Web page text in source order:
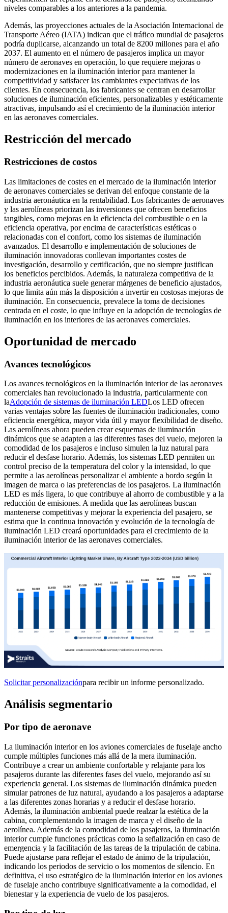
niveles comparables a los anteriores a la pandemia.
Además, las proyecciones actuales de la Asociación Internacional de
Transporte Aéreo (IATA) indican que el tráfico mundial de pasajeros
podría duplicarse, alcanzando un total de 8200 millones para el año
2037. El aumento en el número de pasajeros implica un mayor
número de aeronaves en operación, lo que requiere mejoras o
modernizaciones en la iluminación interior para mantener la
competitividad y satisfacer las cambiantes expectativas de los
clientes. En consecuencia, los fabricantes se centran en desarrollar
soluciones de iluminación eficientes, personalizables y estéticamente
atractivas, impulsando así el crecimiento de la iluminación interior
en las aeronaves comerciales.
Restricción del mercado
Restricciones de costos
Las limitaciones de costes en el mercado de la iluminación interior
de aeronaves comerciales se derivan del enfoque constante de la
industria aeronáutica en la rentabilidad. Los fabricantes de aeronaves
y las aerolíneas priorizan las inversiones que ofrecen beneficios
tangibles, como mejoras en la eficiencia del combustible o en la
eficiencia operativa, por encima de características estéticas o
relacionadas con el confort, como los sistemas de iluminación
avanzados. El desarrollo e implementación de soluciones de
iluminación innovadoras conllevan importantes costes de
investigación, desarrollo y certificación, que no siempre justifican
los beneficios percibidos. Además, la naturaleza competitiva de la
industria aeronáutica suele generar márgenes de beneficio ajustados,
lo que limita aún más la disposición a invertir en costosas mejoras de
iluminación. En consecuencia, prevalece la toma de decisiones
centrada en el coste, lo que influye en la adopción de tecnologías de
iluminación en los interiores de las aeronaves comerciales.
Oportunidad de mercado
Avances tecnológicos
Los avances tecnológicos en la iluminación interior de las aeronaves
comerciales han revolucionado la industria, particularmente con
laAdopción de sistemas de iluminación LEDLos LED ofrecen
varias ventajas sobre las fuentes de iluminación tradicionales, como
eficiencia energética, mayor vida útil y mayor flexibilidad de diseño.
Las aerolíneas ahora pueden crear esquemas de iluminación
dinámicos que se adapten a las diferentes fases del vuelo, mejoren la
comodidad de los pasajeros e incluso simulen la luz natural para
reducir el desfase horario. Además, los sistemas LED permiten un
control preciso de la temperatura del color y la intensidad, lo que
permite a las aerolíneas personalizar el ambiente a bordo según la
imagen de marca o las preferencias de los pasajeros. La iluminación
LED es más ligera, lo que contribuye al ahorro de combustible y a la
reducción de emisiones. A medida que las aerolíneas buscan
mantenerse competitivas y mejorar la experiencia del pasajero, se
estima que la continua innovación y evolución de la tecnología de
iluminación LED creará oportunidades para el crecimiento de la
iluminación interior de las aeronaves comerciales.
Solicitar personalizaciónpara recibir un informe personalizado.
Análisis segmentario
Por tipo de aeronave
La iluminación interior en los aviones comerciales de fuselaje ancho
cumple múltiples funciones más allá de la mera iluminación.
Contribuye a crear un ambiente confortable y relajante para los
pasajeros durante las diferentes fases del vuelo, mejorando así su
experiencia general. Los sistemas de iluminación dinámica pueden
simular patrones de luz natural, ayudando a los pasajeros a adaptarse
a las diferentes zonas horarias y a reducir el desfase horario.
Además, la iluminación ambiental puede realzar la estética de la
cabina, complementando la imagen de marca y el diseño de la
aerolínea. Además de la comodidad de los pasajeros, la iluminación
interior cumple funciones prácticas como la señalización en caso de
emergencia y la facilitación de las tareas de la tripulación de cabina.
Puede ajustarse para reflejar el estado de ánimo de la tripulación,
indicando los periodos de servicio o los momentos de silencio. En
definitiva, el uso estratégico de la iluminación interior en los aviones
de fuselaje ancho contribuye significativamente a la comodidad, el
bienestar y la experiencia de vuelo de los pasajeros.